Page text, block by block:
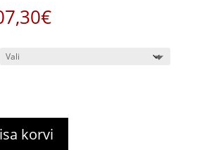
€Hinnavahemik:
2,70€
korvi